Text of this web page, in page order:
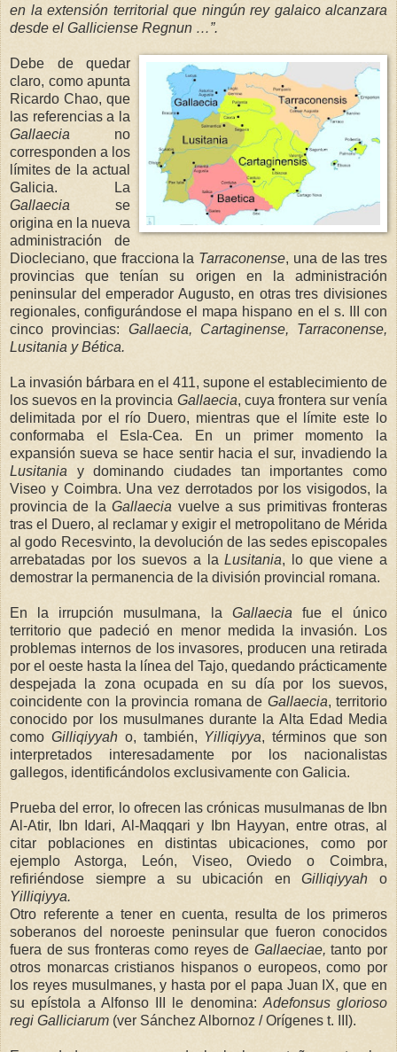
en la extensión territorial que ningún rey galaico alcanzara
desde el Galliciense Regnun …”.
Debe de quedar
claro, como apunta
Ricardo Chao, que
las referencias a la
Gallaecia no
corresponden a los
límites de la actual
Galicia.
La
Gallaecia se
origina en la nueva
administración de
Diocleciano, que fracciona la Tarraconense, una de las tres
provincias que tenían su origen en la administración
peninsular del emperador Augusto, en otras tres divisiones
regionales, configurándose el mapa hispano en el s. III con
cinco provincias: Gallaecia, Cartaginense, Tarraconense,
Lusitania y Bética.
La invasión bárbara en el 411, supone el establecimiento de
los suevos en la provincia Gallaecia, cuya frontera sur venía
delimitada por el río Duero, mientras que el límite este lo
conformaba el Esla-Cea. En un primer momento la
expansión sueva se hace sentir hacia el sur, invadiendo la
Lusitania y dominando ciudades tan importantes como
Viseo y Coimbra. Una vez derrotados por los visigodos, la
provincia de
laGallaecia vuelve a sus primitivas fronteras
tras el Duero, al reclamar y exigir el metropolitano de Mérida
al godo Recesvinto, la devolución de las sedes episcopales
arrebatadas por los suevos a
laLusitania, lo que viene a
demostrar la permanencia de la división provincial romana.
En la irrupción musulmana, la Gallaecia fue el único
territorio que padeció en menor medida la invasión. Los
problemas internos de los invasores, producen una retirada
por el oeste hasta la línea del Tajo, quedando prácticamente
despejada la zona ocupada en su día por los suevos,
coincidente con la provincia romana de Gallaecia, territorio
conocido por los musulmanes durante la Alta Edad Media
como Gilliqiyyaho, también, Yilliqiyya, términos que son
interpretados interesadamente por los nacionalistas
gallegos, identificándolos exclusivamente con Galicia.
Prueba del error, lo ofrecen las crónicas musulmanas de Ibn
Al-Atir, Ibn Idari, Al-Maqqari y Ibn Hayyan, entre otras, al
citar poblaciones en distintas ubicaciones, como por
ejemplo Astorga, León, Viseo, Oviedo o Coimbra,
refiriéndose siempre a su ubicación enGilliqiyyaho
Yilliqiyya.
Otro referente a tener en cuenta, resulta de los primeros
soberanos del noroeste peninsular que fueron conocidos
fuera de sus fronteras como reyes de Gallaeciae, tanto por
otros monarcas cristianos hispanos o europeos, como por
los reyes musulmanes, y hasta por el papa Juan IX, que en
su epístola a Alfonso III le denomina: Adefonsus glorioso
regi Galliciarum (ver Sánchez Albornoz / Orígenes t. III).